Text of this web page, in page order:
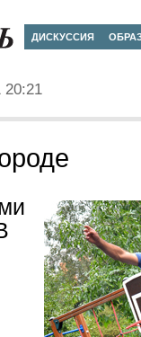
ДИСКУССИЯ
20:21